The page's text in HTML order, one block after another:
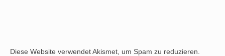
Diese Website verwendet Akismet, um Spam zu reduzieren.